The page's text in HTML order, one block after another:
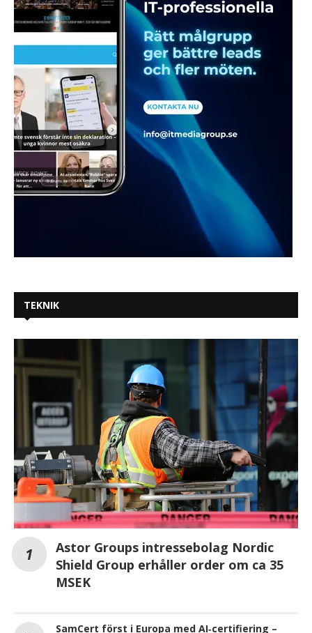
TEKNIK
Astor Groups intressebolag Nordic
Shield Group erhåller order om ca 35
MSEK
SamCert först i Europa med AI‑certifiering –